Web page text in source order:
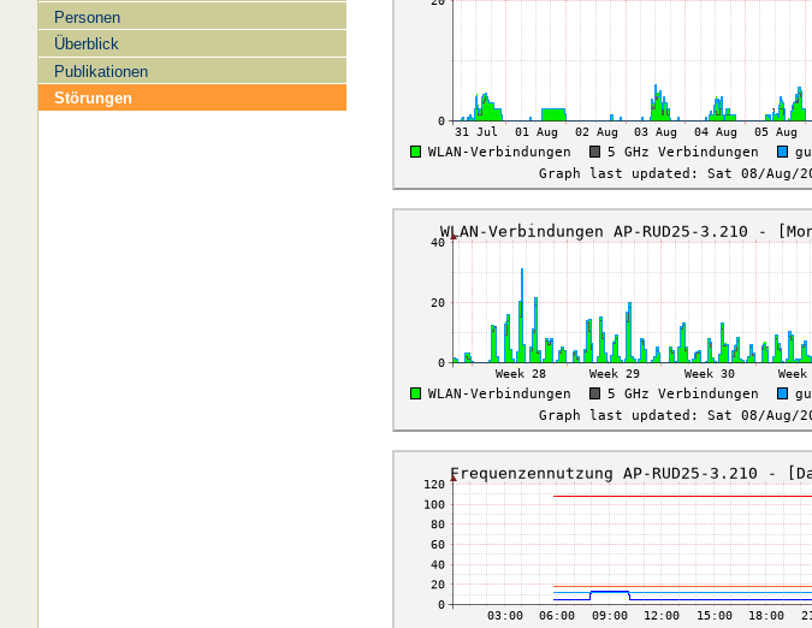
Personen
Überblick
Publikationen
Störungen